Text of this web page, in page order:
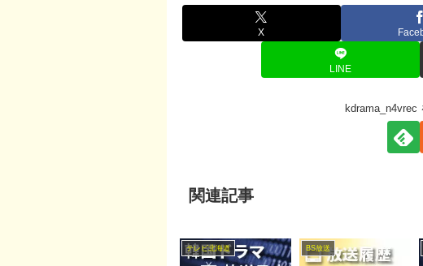
X
LINE
kdrama_n4vrec
関連記事
テレビ北海道 BS放送